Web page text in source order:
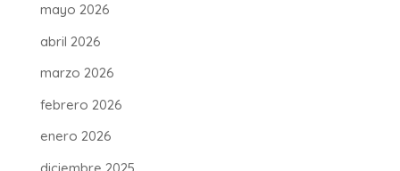
mayo 2026
abril 2026
marzo 2026
febrero 2026
enero 2026